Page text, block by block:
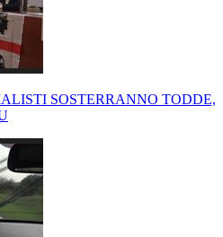
SOSTERRANNO TODDE,